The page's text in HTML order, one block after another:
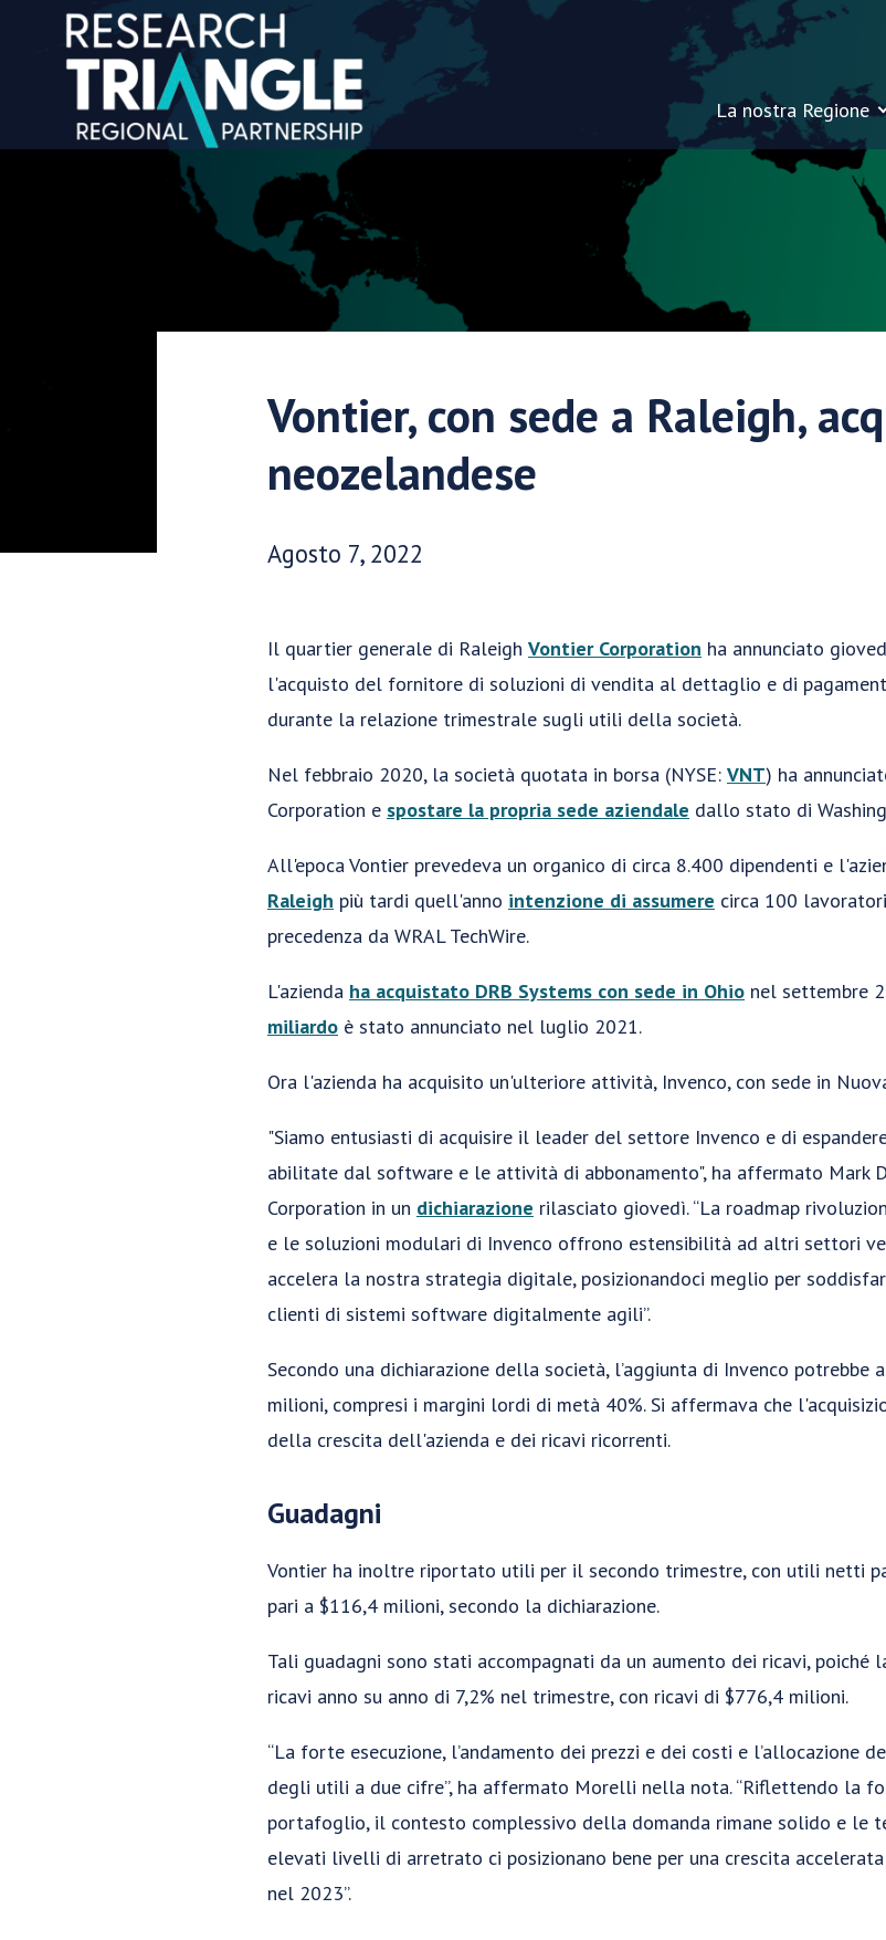
Salta al contenuto
La nostra Regione
Vontier, con sede a Raleigh,
neozelandese
Data di pubblicazione:
Agosto 7, 2022
Il quartier generale di Raleigh Vontier Corporation ha annunciato
l'acquisto del fornitore di soluzioni di vendita al dettaglio e di
durante la relazione trimestrale sugli utili della società.
Nel febbraio 2020, la società quotata in borsa (NYSE: VNT) ha
Corporation e spostare la propria sede aziendale dallo stato di
All'epoca Vontier prevedeva un organico di circa 8.400 dipendenti e
Raleigh più tardi quell'anno intenzione di assumere circa 100
precedenza da WRAL TechWire.
L'azienda ha acquistato DRB Systems con sede in Ohio nel settembre
miliardo è stato annunciato nel luglio 2021.
Ora l'azienda ha acquisito un'ulteriore attività, Invenco, con sede in
"Siamo entusiasti di acquisire il leader del settore Invenco e di
abilitate dal software e le attività di abbonamento", ha affermato Mark
Corporation in un dichiarazione rilasciato giovedì. “La roadmap
e le soluzioni modulari di Invenco offrono estensibilità ad altri settori
accelera la nostra strategia digitale, posizionandoci meglio per
clienti di sistemi software digitalmente agili”.
Secondo una dichiarazione della società, l’aggiunta di Invenco potrebbe
milioni, compresi i margini lordi di metà 40%. Si affermava che
della crescita dell'azienda e dei ricavi ricorrenti.
Guadagni
Vontier ha inoltre riportato utili per il secondo trimestre, con utili netti
pari a $116,4 milioni, secondo la dichiarazione.
Tali guadagni sono stati accompagnati da un aumento dei ricavi, poiché
ricavi anno su anno di 7,2% nel trimestre, con ricavi di $776,4 milioni.
“La forte esecuzione, l’andamento dei prezzi e dei costi e l’allocazione
degli utili a due cifre”, ha affermato Morelli nella nota. “Riflettendo la
portafoglio, il contesto complessivo della domanda rimane solido e le
elevati livelli di arretrato ci posizionano bene per una crescita
nel 2023”.